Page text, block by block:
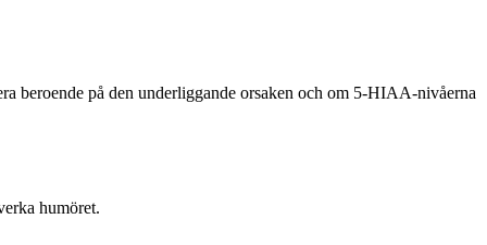
beroende på den underliggande orsaken och om 5-HIAA-nivåerna
humöret.